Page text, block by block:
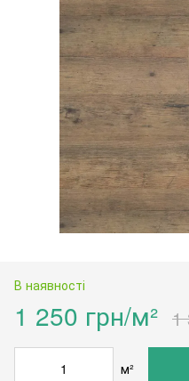
В наявності
1 250 грн/м² 1
м²